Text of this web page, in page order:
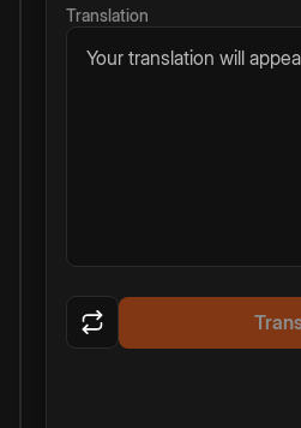
Translation
Your translation will